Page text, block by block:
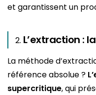
et garantissent un
L’extraction :
La méthode
référence absolue ?
supercritique, qui